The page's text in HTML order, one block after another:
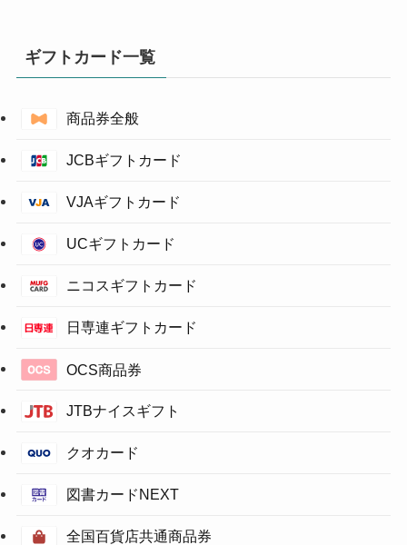
ギフトカード一覧
商品券全般
JCBギフトカード
VJAギフトカード
UCギフトカード
ニコスギフトカード
日専連ギフトカード
OCS商品券
JTBナイスギフト
クオカード
図書カードNEXT
全国百貨店共通商品券